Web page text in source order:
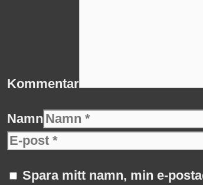
Kommentar
Namn
Spara mitt namn, min e-